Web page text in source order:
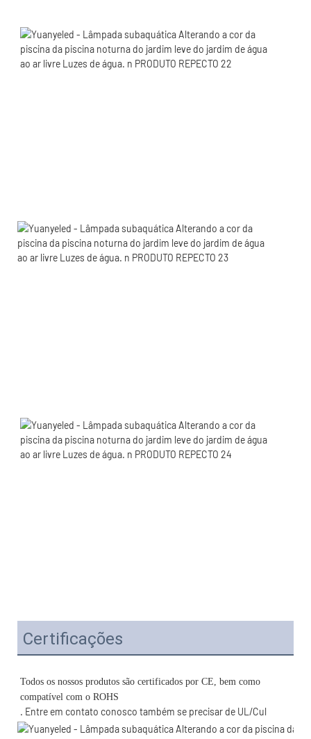
Certificações
Todos os nossos produtos são certificados por CE, bem como
. Entre em contato conosco também se precisar de UL/Cul